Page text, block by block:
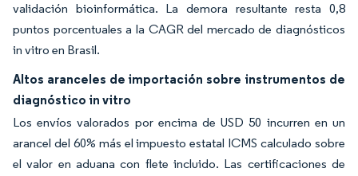
validación bioinformática. La demora resultante resta 0,8
puntos porcentuales a la CAGR del mercado de diagnósticos
in vitro en Brasil.
Altos aranceles de importación sobre instrumentos de
diagnóstico in vitro
Los envíos valorados por encima de USD 50 incurren en un
arancel del 60% más el impuesto estatal ICMS calculado sobre
el valor en aduana con flete incluido. Las certificaciones de